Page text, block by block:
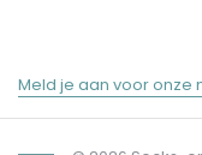
Meld je aan voor onze